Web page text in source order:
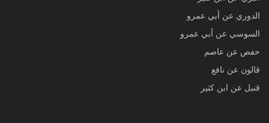
الدوري عن أبي عمرو
السوسي عن أبي عمرو
حفص عن عاصم
قالون عن نافع
قنبل عن ابن كثير